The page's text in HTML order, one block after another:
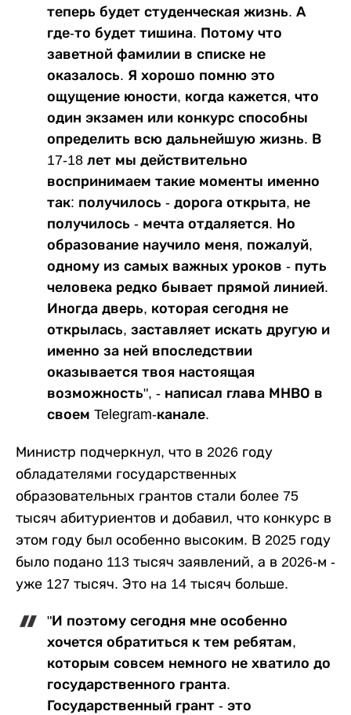
теперь будет студенческая жизнь. А
где-то будет тишина. Потому что
заветной фамилии в списке не
оказалось. Я хорошо помню это
ощущение юности, когда кажется, что
один экзамен или конкурс способны
определить всю дальнейшую жизнь. В
17-18 лет мы действительно
воспринимаем такие моменты именно
так: получилось - дорога открыта, не
получилось - мечта отдаляется. Но
образование научило меня, пожалуй,
одному из самых важных уроков - путь
человека редко бывает прямой линией.
Иногда дверь, которая сегодня не
открылась, заставляет искать другую и
именно за ней впоследствии
оказывается твоя настоящая
возможность", - написал глава МНВО в
своем Telegram-канале.
Министр подчеркнул, что в 2026 году
обладателями государственных
образовательных грантов стали более 75
тысяч абитуриентов и добавил, что конкурс в
этом году был особенно высоким. В 2025 году
было подано 113 тысяч заявлений, а в 2026-м -
уже 127 тысяч. Это на 14 тысяч больше.
"И поэтому сегодня мне особенно
хочется обратиться к тем ребятам,
которым совсем немного не хватило до
государственного гранта.
Государственный грант - это